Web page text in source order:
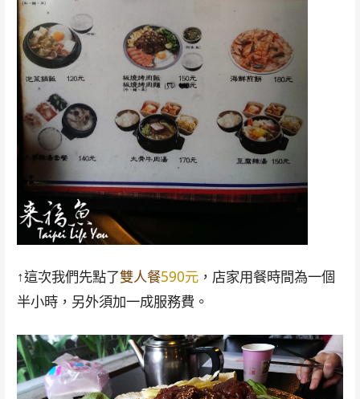
↑這次我們先點了雙人餐590元，店家用餐時間為一個
半小時，另外須加一成服務費。